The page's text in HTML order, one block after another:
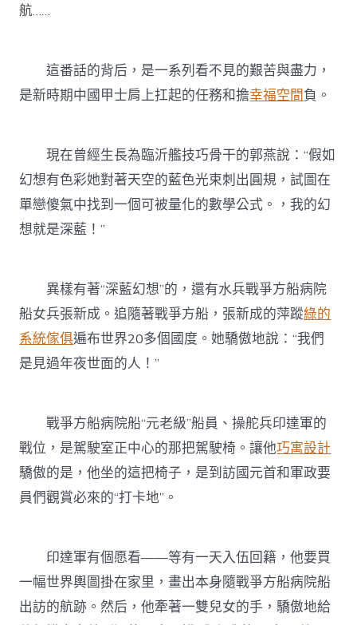
航……
這番話的背后，是一系列看不見的艱苦與盡力，
是新時期中國甲士肩上扛起的任務和擔幸福空間負。
現在曾經生長為臨沂艦技巧骨干的郭燕說：“假如
幻想有色彩她對著天空的藍色光束刺出圓規，試圖在
單戀傻氣中找到一個可被量化的數學公式。，我的幻
想就是深藍！”
異樣有著“深藍幻想”的，還有水兵戰爭方船病院
船女兵張新成。追隨著戰爭方船，張新成的萍蹤綠的
系統傢俱遍布世界20多個國度。她驕傲地說：“我們
是見過年夜世面的人！”
戰爭方船病院船“元老級”船員、操舵兵印達軍的
戰位，是駕駛室正中心的那把駕駛椅。讓他巧寓設計
驕傲的是，他坐的這把椅子，是到訪國元首和軍政要
員們觀賞必來的“打卡地”。
印達軍有個愿看——等有一天入伍回籍，他要買
一幅世界輿圖掛在家里，畫出本身隨戰爭方船病院船
出訪的航跡。然后，他牽著一雙兒女的手，驕傲地給